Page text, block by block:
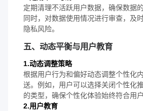
定期清理不活跃用户数据，确保数据
同时，对数据使用情况进行审查，及
隐私风险。
五、动态平衡与用户教育
1.动态调整策略
根据用户行为和偏好动态调整个性化
送。例如，用户可以选择关闭个性化
的类型，确保个性化体验始终符合用户
2.用户教育